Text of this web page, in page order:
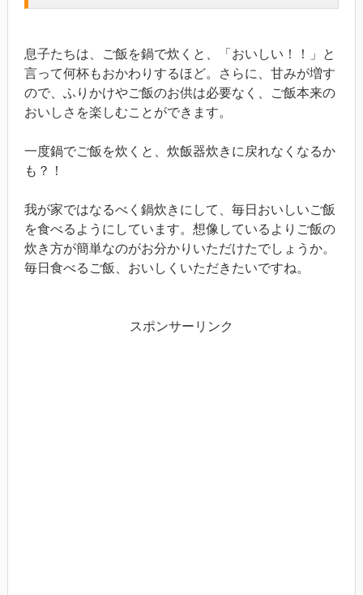
息子たちは、ご飯を鍋で炊くと、「おいしい！！」と
言って何杯もおかわりするほど。さらに、甘みが増す
ので、ふりかけやご飯のお供は必要なく、ご飯本来の
おいしさを楽しむことができます。
一度鍋でご飯を炊くと、炊飯器炊きに戻れなくなるか
も？！
我が家ではなるべく鍋炊きにして、毎日おいしいご飯
を食べるようにしています。想像しているよりご飯の
炊き方が簡単なのがお分かりいただけたでしょうか。
毎日食べるご飯、おいしくいただきたいですね。
スポンサーリンク